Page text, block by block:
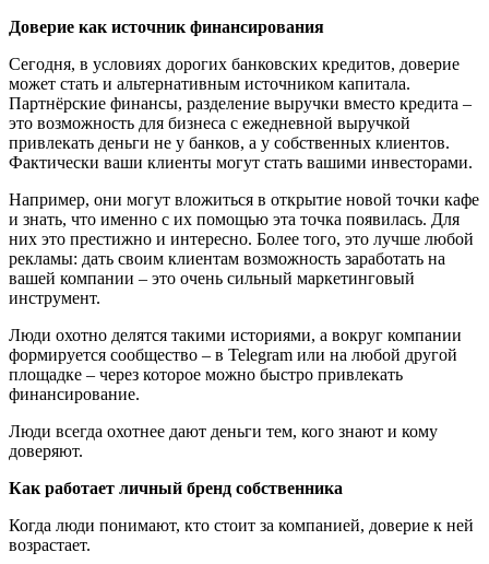
Доверие как источник финансирования
Сегодня, в условиях дорогих банковских кредитов, доверие
может стать и альтернативным источником капитала.
Партнёрские финансы, разделение выручки вместо кредита –
это возможность для бизнеса с ежедневной выручкой
привлекать деньги не у банков, а у собственных клиентов.
Фактически ваши клиенты могут стать вашими инвесторами.
Например, они могут вложиться в открытие новой точки кафе
и знать, что именно с их помощью эта точка появилась. Для
них это престижно и интересно. Более того, это лучше любой
рекламы: дать своим клиентам возможность заработать на
вашей компании – это очень сильный маркетинговый
инструмент.
Люди охотно делятся такими историями, а вокруг компании
формируется сообщество – в Telegram или на любой другой
площадке – через которое можно быстро привлекать
финансирование.
Люди всегда охотнее дают деньги тем, кого знают и кому
доверяют.
Как работает личный бренд собственника
Когда люди понимают, кто стоит за компанией, доверие к ней
возрастает.